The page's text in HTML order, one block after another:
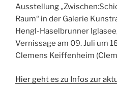
Ausstellung
Raum“ in der Galerie
Hengl-Haselbrunner
Vernissage am 09. Juli um
Clemens Keiffenheim
Hier geht es zu Infos zur